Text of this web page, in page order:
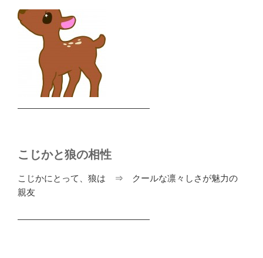
―――――――――――――――
こじかと狼の相性
こじかにとって、狼は ⇒ クールな凛々しさが魅力の
親友
―――――――――――――――